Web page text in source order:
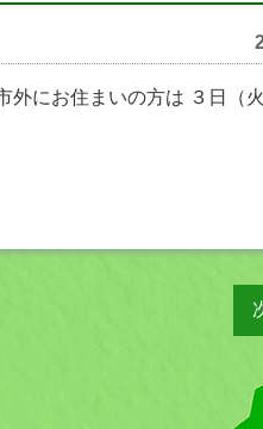
外にお住まいの方は ３日（